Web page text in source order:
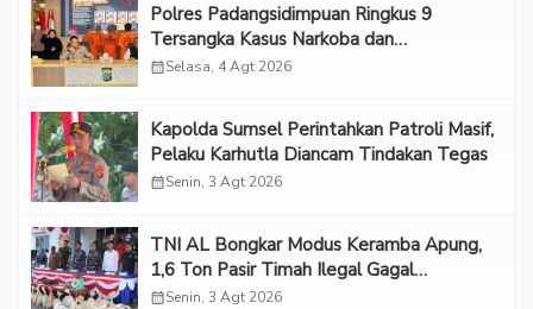
Polres Padangsidimpuan Ringkus 9
Tersangka Kasus Narkoba dan
Penganiayaan
calendar_monthSelasa, 4 Agt 2026
Kapolda Sumsel Perintahkan Patroli Masif,
Pelaku Karhutla Diancam Tindakan Tegas
calendar_monthSenin, 3 Agt 2026
TNI AL Bongkar Modus Keramba Apung,
1,6 Ton Pasir Timah Ilegal Gagal
Diselundupkan
calendar_monthSenin, 3 Agt 2026